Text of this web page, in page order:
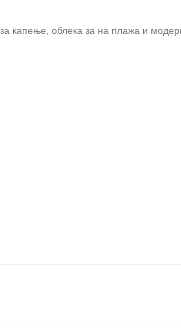
капење, облека за на плажа и